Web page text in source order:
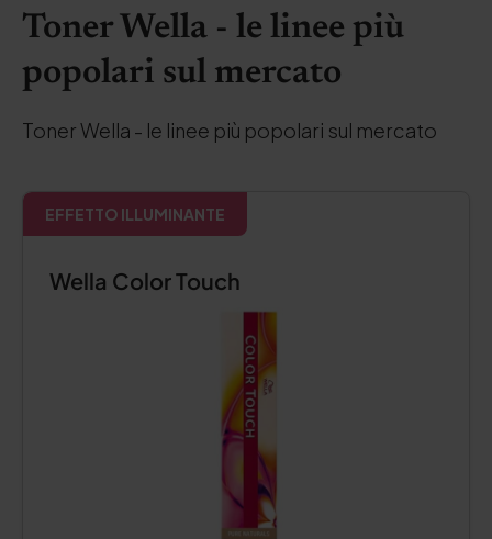
Toner Wella - le linee più
popolari sul mercato
Toner Wella - le linee più popolari sul mercato
EFFETTO ILLUMINANTE
Wella Color Touch